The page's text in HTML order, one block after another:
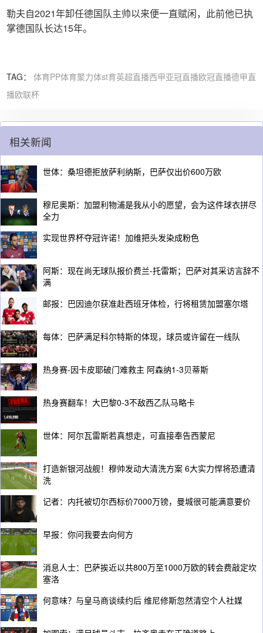
勒夫自2021年卸任德国队主帅以来便一直赋闲，此前他已执
掌德国队长达15年。
TAG： 体育PP体育聚力体st育英超直播西甲亚冠直播欧冠直播德甲直
播欧联杯
相关新闻
世体：桑坦德拒放萨利纳斯，巴萨仅出价600万欧
穆尼奥斯：加盟利物浦是我从小的愿望，会为这件球衣拼尽
全力
实现世界杯夺冠许诺！加维把头发染成粉色
阿斯：现在尚无球队报价费兰-托雷斯；巴萨对其采访言辞不
满
邮报：巴因迪尔获准赴西班牙体检，行将租赁加盟塞尔塔
每体：巴萨满足科尔特斯的体现，球员或许留在一线队
热身赛-因卡皮耶破门难救主 阿森纳1-3贝蒂斯
热身赛翻车！大巴黎0-3不敌西乙队马略卡
世体：阿尔瓦雷斯若真想走，可直接奉告西蒙尼
打造新银河战舰！穆帅发动大清洗方案 6大实力悍将恐遭清
洗
记者：内托被切尔西标价7000万镑，曼城很可能满意要价
早报：你问我要去向何方
消息人士：巴萨挨近以共800万至1000万欧的转会费敲定坎
塞洛
何意味？与皇马商谈续约后 维尼修斯忽然清空个人社媒